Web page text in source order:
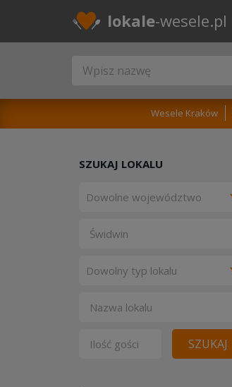
lokale-wesele.pl
Wesele Kraków
SZUKAJ LOKALU
SZUKAJ